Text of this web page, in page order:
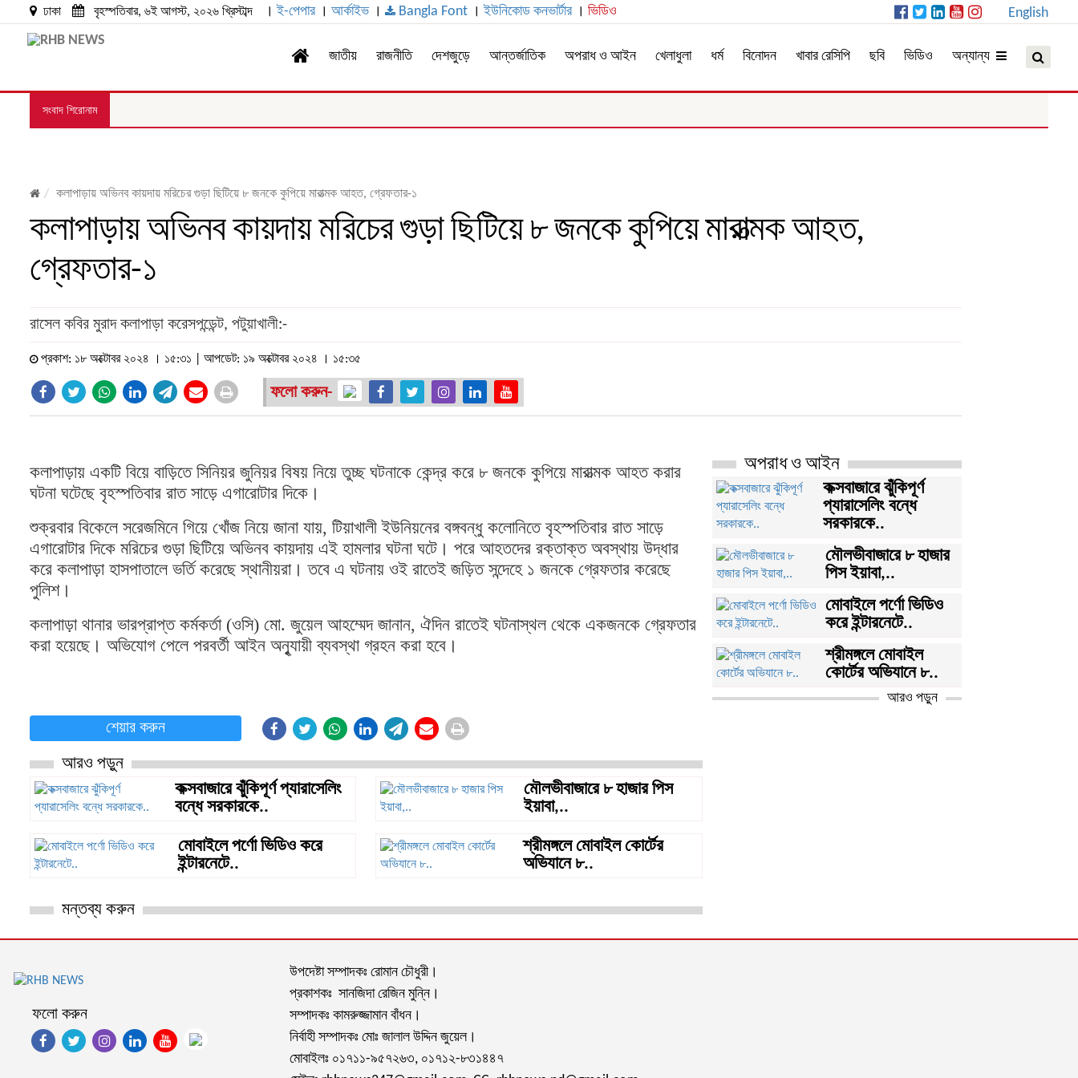
ঢাকা বৃহস্পতিবার, ৬ই আগস্ট, ২০২৬ খ্রিস্টাব্দ । ই-পেপার । আর্কাইভ । Bangla Font । ইউনিকোড কনভার্টার । ভিডিও English
সংবাদ শিরোনাম
জাতীয় রাজনীতি দেশজুড়ে আন্তর্জাতিক অপরাধ ও আইন খেলাধুলা ধর্ম বিনোদন খাবার রেসিপি ছবি ভিডিও অন্যান্য
কলাপাড়ায় অভিনব কায়দায় মরিচের গুড়া ছিটিয়ে ৮ জনকে কুপিয়ে মারাত্মক আহত, গ্রেফতার-১
কলাপাড়ায় অভিনব কায়দায় মরিচের গুড়া ছিটিয়ে ৮ জনকে কুপিয়ে মারাত্মক আহত,
গ্রেফতার-১
রাসেল কবির মুরাদ কলাপাড়া করেসপন্ডেন্ট, পটুয়াখালী:-
প্রকাশ: ১৮ অক্টোবর ২০২৪ । ১৫:৩১ | আপডেট: ১৯ অক্টোবর ২০২৪ । ১৫:৩৫
ফলো করুন-
কলাপাড়ায় একটি বিয়ে বাড়িতে সিনিয়র জুনিয়র বিষয় নিয়ে তুচ্ছ ঘটনাকে কেন্দ্র করে ৮ জনকে কুপিয়ে মারাত্মক আহত করার
ঘটনা ঘটেছে বৃহস্পতিবার রাত সাড়ে এগারোটার দিকে।
শুক্রবার বিকেলে সরেজমিনে গিয়ে খোঁজ নিয়ে জানা যায়, টিয়াখালী ইউনিয়নের বঙ্গবন্ধু কলোনিতে বৃহস্পতিবার রাত সাড়ে
এগারোটার দিকে মরিচের গুড়া ছিটিয়ে অভিনব কায়দায় এই হামলার ঘটনা ঘটে। পরে আহতদের রক্তাক্ত অবস্থায় উদ্ধার
করে কলাপাড়া হাসপাতালে ভর্তি করেছে স্থানীয়রা। তবে এ ঘটনায় ওই রাতেই জড়িত সন্দেহে ১ জনকে গ্রেফতার করেছে
পুলিশ।
কলাপাড়া থানার ভারপ্রাপ্ত কর্মকর্তা (ওসি) মো. জুয়েল আহম্মেদ জানান, ঐদিন রাতেই ঘটনাস্থল থেকে একজনকে গ্রেফতার
করা হয়েছে। অভিযোগ পেলে পরবর্তী আইন অনুৃযায়ী ব্যবস্থা গ্রহন করা হবে।
শেয়ার করুন
আরও পড়ুন
কক্সবাজারে ঝুঁকিপূর্ণ প্যারাসেলিং
বন্ধে সরকারকে..
মৌলভীবাজারে ৮ হাজার পিস
ইয়াবা,..
মোবাইলে পর্ণো ভিডিও করে
ইন্টারনেটে..
শ্রীমঙ্গলে মোবাইল কোর্টের
অভিযানে ৮..
মন্তব্য করুন
অপরাধ ও আইন
কক্সবাজারে ঝুঁকিপূর্ণ
প্যারাসেলিং বন্ধে
সরকারকে..
মৌলভীবাজারে ৮ হাজার
পিস ইয়াবা,..
মোবাইলে পর্ণো ভিডিও
করে ইন্টারনেটে..
শ্রীমঙ্গলে মোবাইল
কোর্টের অভিযানে ৮..
আরও পড়ুন
ফলো করুন
উপদেষ্টা সম্পাদকঃ রোমান চৌধুরী।
প্রকাশকঃ সানজিদা রেজিন মুন্নি।
সম্পাদকঃ কামরুজ্জামান বাঁধন।
নির্বাহী সম্পাদকঃ মোঃ জালাল উদ্দিন জুয়েল।
মোবাইলঃ ০১৭১১-৯৫৭২৬৩, ০১৭১২-৮৩১৪৪৭